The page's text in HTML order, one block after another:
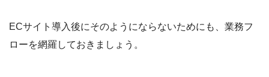
ECサイト導入後にそのようにならないためにも、業務フ
ローを網羅しておきましょう。